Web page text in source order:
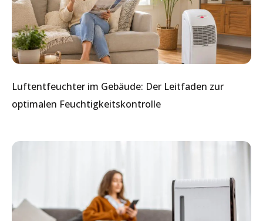
Luftentfeuchter im Gebäude: Der Leitfaden zur
optimalen Feuchtigkeitskontrolle